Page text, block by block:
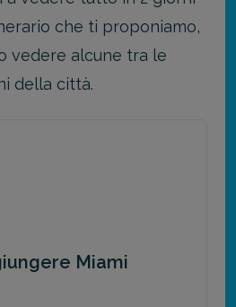
che ti proponiamo,
vedere alcune tra le
della città.
Miami